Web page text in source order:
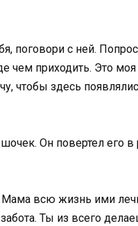
поговори с ней.
чем приходить. Это моя
чтобы здесь
Он повертел его в
всю жизнь ими
Ты из всего